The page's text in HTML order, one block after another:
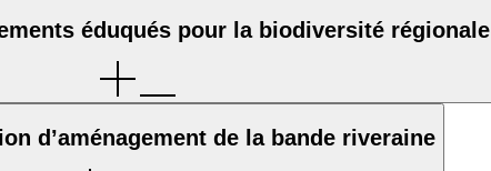
éduqués pour la biodiversité régionale
d’aménagement de la bande riveraine